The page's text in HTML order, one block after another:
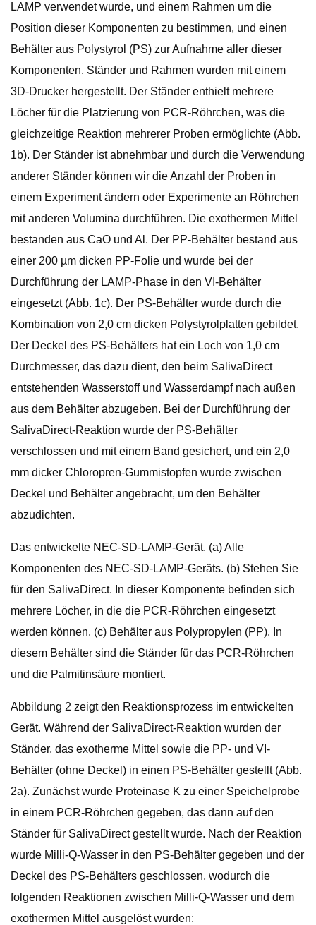
LAMP verwendet wurde, und einem Rahmen um die
Position dieser Komponenten zu bestimmen, und einen
Behälter aus Polystyrol (PS) zur Aufnahme aller dieser
Komponenten. Ständer und Rahmen wurden mit einem
3D-Drucker hergestellt. Der Ständer enthielt mehrere
Löcher für die Platzierung von PCR-Röhrchen, was die
gleichzeitige Reaktion mehrerer Proben ermöglichte (Abb.
1b). Der Ständer ist abnehmbar und durch die Verwendung
anderer Ständer können wir die Anzahl der Proben in
einem Experiment ändern oder Experimente an Röhrchen
mit anderen Volumina durchführen. Die exothermen Mittel
bestanden aus CaO und Al. Der PP-Behälter bestand aus
einer 200 µm dicken PP-Folie und wurde bei der
Durchführung der LAMP-Phase in den VI-Behälter
eingesetzt (Abb. 1c). Der PS-Behälter wurde durch die
Kombination von 2,0 cm dicken Polystyrolplatten gebildet.
Der Deckel des PS-Behälters hat ein Loch von 1,0 cm
Durchmesser, das dazu dient, den beim SalivaDirect
entstehenden Wasserstoff und Wasserdampf nach außen
aus dem Behälter abzugeben. Bei der Durchführung der
SalivaDirect-Reaktion wurde der PS-Behälter
verschlossen und mit einem Band gesichert, und ein 2,0
mm dicker Chloropren-Gummistopfen wurde zwischen
Deckel und Behälter angebracht, um den Behälter
abzudichten.
Das entwickelte NEC-SD-LAMP-Gerät. (a) Alle
Komponenten des NEC-SD-LAMP-Geräts. (b) Stehen Sie
für den SalivaDirect. In dieser Komponente befinden sich
mehrere Löcher, in die die PCR-Röhrchen eingesetzt
werden können. (c) Behälter aus Polypropylen (PP). In
diesem Behälter sind die Ständer für das PCR-Röhrchen
und die Palmitinsäure montiert.
Abbildung 2 zeigt den Reaktionsprozess im entwickelten
Gerät. Während der SalivaDirect-Reaktion wurden der
Ständer, das exotherme Mittel sowie die PP- und VI-
Behälter (ohne Deckel) in einen PS-Behälter gestellt (Abb.
2a). Zunächst wurde Proteinase K zu einer Speichelprobe
in einem PCR-Röhrchen gegeben, das dann auf den
Ständer für SalivaDirect gestellt wurde. Nach der Reaktion
wurde Milli-Q-Wasser in den PS-Behälter gegeben und der
Deckel des PS-Behälters geschlossen, wodurch die
folgenden Reaktionen zwischen Milli-Q-Wasser und dem
exothermen Mittel ausgelöst wurden: